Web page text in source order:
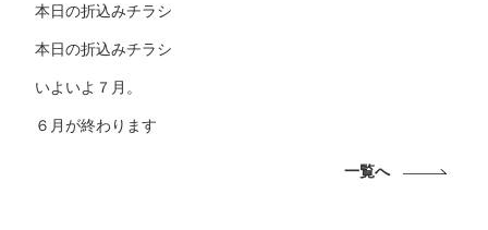
本日の折込みチラシ
本日の折込みチラシ
いよいよ７月。
６月が終わります
一覧へ